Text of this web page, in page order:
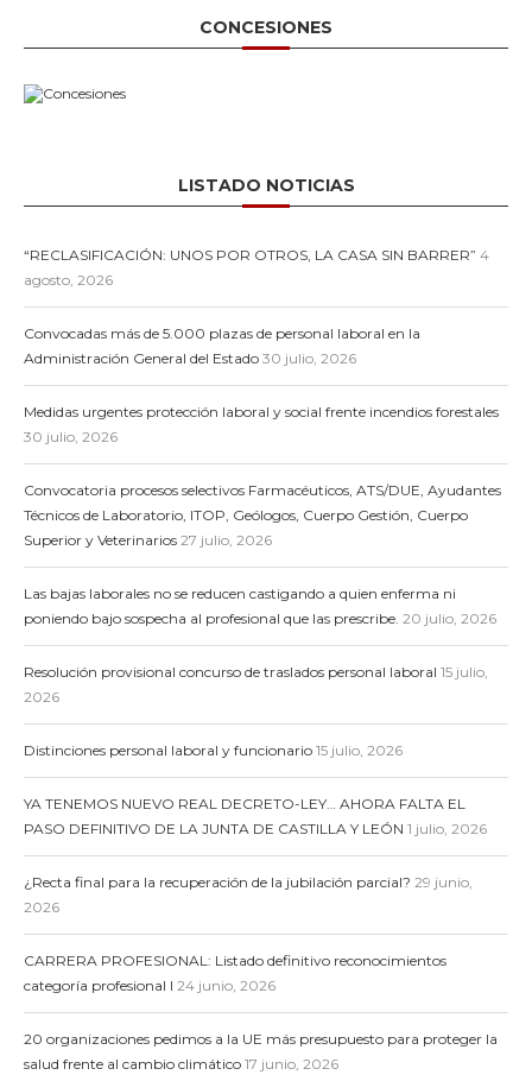
CONCESIONES
LISTADO NOTICIAS
“RECLASIFICACIÓN: UNOS POR OTROS, LA CASA SIN BARRER” 4
agosto, 2026
Convocadas más de 5.000 plazas de personal laboral en la
Administración General del Estado 30 julio, 2026
Medidas urgentes protección laboral y social frente incendios forestales
30 julio, 2026
Convocatoria procesos selectivos Farmacéuticos, ATS/DUE, Ayudantes
Técnicos de Laboratorio, ITOP, Geólogos, Cuerpo Gestión, Cuerpo
Superior y Veterinarios 27 julio, 2026
Las bajas laborales no se reducen castigando a quien enferma ni
poniendo bajo sospecha al profesional que las prescribe. 20 julio, 2026
Resolución provisional concurso de traslados personal laboral 15 julio,
2026
Distinciones personal laboral y funcionario 15 julio, 2026
YA TENEMOS NUEVO REAL DECRETO-LEY… AHORA FALTA EL
PASO DEFINITIVO DE LA JUNTA DE CASTILLA Y LEÓN 1 julio, 2026
¿Recta final para la recuperación de la jubilación parcial? 29 junio,
2026
CARRERA PROFESIONAL: Listado definitivo reconocimientos
categoría profesional I 24 junio, 2026
20 organizaciones pedimos a la UE más presupuesto para proteger la
salud frente al cambio climático 17 junio, 2026